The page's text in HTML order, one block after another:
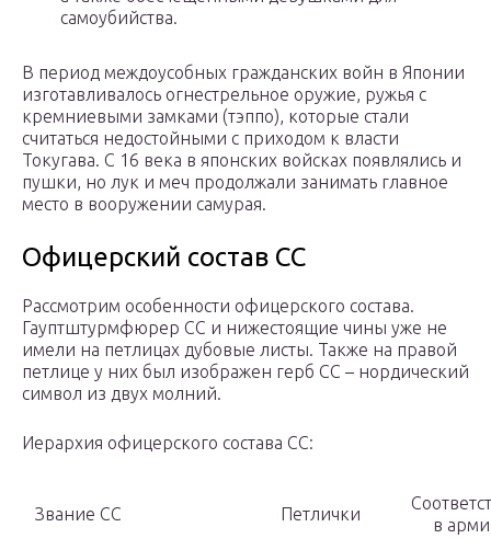
самоубийства.
В период междоусобных гражданских войн в Японии
изготавливалось огнестрельное оружие, ружья с
кремниевыми замками (тэппо), которые стали
считаться недостойными с приходом к власти
Токугава. С 16 века в японских войсках появлялись и
пушки, но лук и меч продолжали занимать главное
место в вооружении самурая.
Офицерский состав СС
Рассмотрим особенности офицерского состава.
Гауптштурмфюрер СС и нижестоящие чины уже не
имели на петлицах дубовые листы. Также на правой
петлице у них был изображен герб СС – нордический
символ из двух молний.
Иерархия офицерского состава СС:
Звание СС Петлички
в